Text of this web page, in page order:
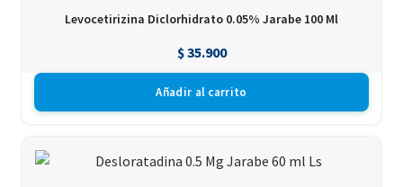
Levocetirizina Diclorhidrato 0.05% Jarabe 100 Ml
$35.900
Añadir al carrito